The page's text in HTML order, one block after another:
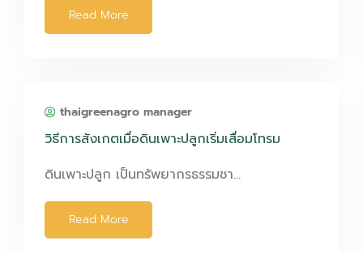
Read More
thaigreenagro manager
วิธีการสังเกตเมื่อดินเพาะปลูกเริ่มเสื่อมโทรม
ดินเพาะปลูก เป็นทรัพยากรธรรมชา…
Read More